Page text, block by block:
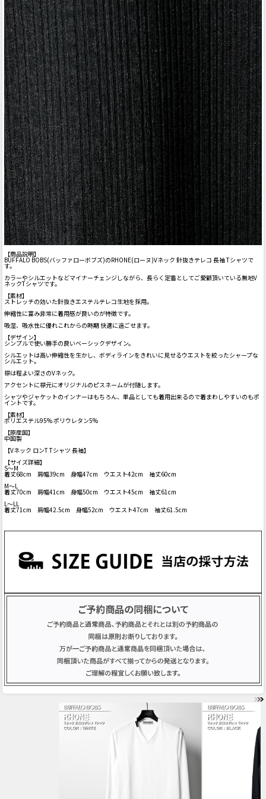
【商品説明】
BUFFALO BOBS(バッファローボブズ)のRHONE(ローヌ)Vネック 針抜きテレコ 長袖 Tシャツで
す。
カラーやシルエットなどマイナーチェンジしながら、長らく定番としてご愛顧頂いている無地V
ネックTシャツです。
【素材】
ストレッチの効いた針抜きエステルテレコ生地を採用。
伸縮性に富み非常に着用感が良いのが特徴です。
吸湿、吸水性に優れこれからの時期 快適に過ごせます。
【デザイン】
シンプルで使い勝手の良いベーシックデザイン。
シルエットは高い伸縮性を生かし、ボディラインをきれいに見せるウエストを絞ったシャープな
シルエット。
襟は程よい深さのVネック。
アクセントに襟元にオリジナルのピスネームが付随します。
シャツやジャケットのインナーはもちろん、単品としても着用出来るので着まわしやすいのもポ
イントです。
【素材】
ポリエステル95% ポリウレタン5%
【原産国】
中国製
【Vネック ロンT Tシャツ 長袖】
【サイズ詳細】
S～M
着丈68cm 肩幅39cm 身幅47cm ウエスト42cm 袖丈60cm
M～L
着丈70cm 肩幅41cm 身幅50cm ウエスト45cm 袖丈61cm
L～LL
着丈71cm 肩幅42.5cm 身幅52cm ウエスト47cm 袖丈61.5cm